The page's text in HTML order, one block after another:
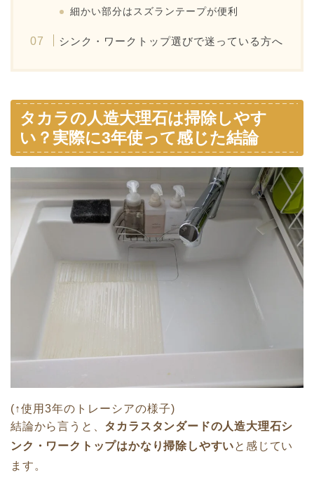
細かい部分はスズランテープが便利
シンク・ワークトップ選びで迷っている方へ
タカラの人造大理石は掃除しやす
い？実際に3年使って感じた結論
(↑使用3年のトレーシアの様子)
結論から言うと、 タカラスタンダードの人造大理石シ
ンク・ワークトップはかなり掃除しやすいと感じてい
ます。